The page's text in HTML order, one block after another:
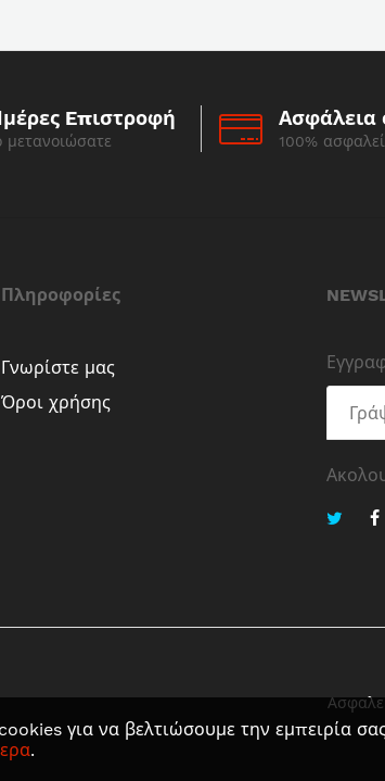
για να βελτιώσουμε την εμπειρία
.
Eπιστροφή
μετανοιώσατε
Ασφάλεια
100%
Πληροφορίες
Γνωρίστε μας
Όροι χρήσης